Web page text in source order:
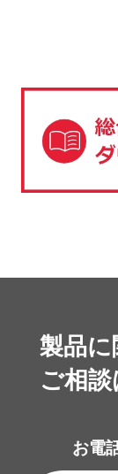
製品に
ご相談
お電